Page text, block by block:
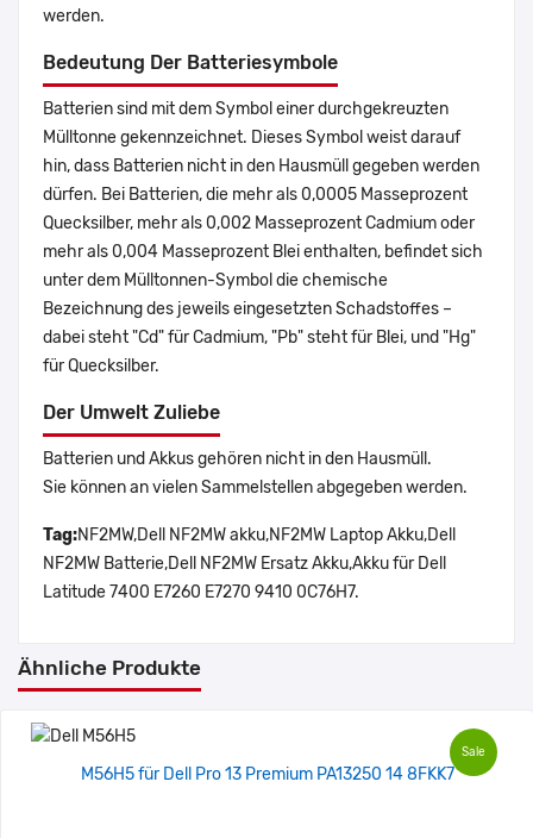
werden.
Bedeutung Der Batteriesymbole
Batterien sind mit dem Symbol einer durchgekreuzten
Mülltonne gekennzeichnet. Dieses Symbol weist darauf
hin, dass Batterien nicht in den Hausmüll gegeben werden
dürfen. Bei Batterien, die mehr als 0,0005 Masseprozent
Quecksilber, mehr als 0,002 Masseprozent Cadmium oder
mehr als 0,004 Masseprozent Blei enthalten, befindet sich
unter dem Mülltonnen-Symbol die chemische
Bezeichnung des jeweils eingesetzten Schadstoffes –
dabei steht "Cd" für Cadmium, "Pb" steht für Blei, und "Hg"
für Quecksilber.
Der Umwelt Zuliebe
Batterien und Akkus gehören nicht in den Hausmüll.
Sie können an vielen Sammelstellen abgegeben werden.
Tag:NF2MW,Dell NF2MW akku,NF2MW Laptop Akku,Dell
NF2MW Batterie,Dell NF2MW Ersatz Akku,Akku für Dell
Latitude 7400 E7260 E7270 9410 0C76H7.
Ähnliche Produkte
Sale
M56H5 für Dell Pro 13 Premium PA13250 14 8FKK7